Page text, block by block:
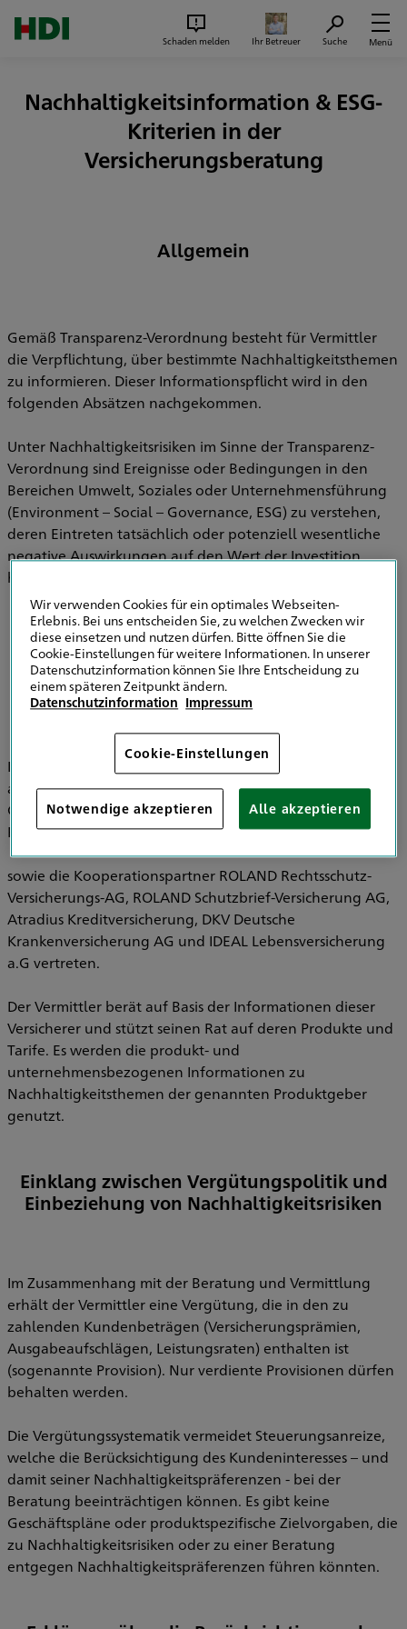
Schaden melden Ihr Betreuer Suche Menü
Nachhaltigkeitsinformation & ESG-
Kriterien in der
Versicherungsberatung
Allgemein
Gemäß Transparenz-Verordnung besteht für Vermittler
die Verpflichtung, über bestimmte Nachhaltigkeitsthemen
zu informieren. Dieser Informationspflicht wird in den
folgenden Absätzen nachgekommen.
Unter Nachhaltigkeitsrisiken im Sinne der Transparenz-
Verordnung sind Ereignisse oder Bedingungen in den
Bereichen Umwelt, Soziales oder Unternehmensführung
(Environment – Social – Governance, ESG) zu verstehen,
deren Eintreten tatsächlich oder potenziell wesentliche
negative Auswirkungen auf den Wert der Investition
haben können.
Informationen zu Strategien zur
Einbeziehung von Nachhaltigkeitsrisiken in
der Versicherungsberatung
Im Bereich der Versicherungsvermittlung werden
ausschließlich die HDI Versicherung AG, HDI Global SE, HDI
Global Specialty SE, HDI Lebensversicherung AG, HDI
Pensionsfonds AG, HDI Pensionskasse AG
sowie die Kooperationspartner ROLAND Rechtsschutz-
Versicherungs-AG, ROLAND Schutzbrief-Versicherung AG,
Atradius Kreditversicherung, DKV Deutsche
Krankenversicherung AG und IDEAL Lebensversicherung
a.G vertreten.
Der Vermittler berät auf Basis der Informationen dieser
Versicherer und stützt seinen Rat auf deren Produkte und
Tarife. Es werden die produkt- und
unternehmensbezogenen Informationen zu
Nachhaltigkeitsthemen der genannten Produktgeber
genutzt.
Einklang zwischen Vergütungspolitik und
Einbeziehung von Nachhaltigkeitsrisiken
Im Zusammenhang mit der Beratung und Vermittlung
erhält der Vermittler eine Vergütung, die in den zu
zahlenden Kundenbeträgen (Versicherungsprämien,
Ausgabeaufschlägen, Leistungsraten) enthalten ist
(sogenannte Provision). Nur verdiente Provisionen dürfen
behalten werden.
Die Vergütungssystematik vermeidet Steuerungsanreize,
welche die Berücksichtigung des Kundeninteresses – und
damit seiner Nachhaltigkeitspräferenzen - bei der
Beratung beeinträchtigen können. Es gibt keine
Geschäftspläne oder produktspezifische Zielvorgaben, die
zu Nachhaltigkeitsrisiken oder zu einer Beratung
entgegen Nachhaltigkeitspräferenzen führen könnten.
Wir verwenden Cookies für ein optimales Webseiten-
Erlebnis. Bei uns entscheiden Sie, zu welchen Zwecken wir
diese einsetzen und nutzen dürfen. Bitte öffnen Sie die
Cookie-Einstellungen für weitere Informationen. In unserer
Datenschutzinformation können Sie Ihre Entscheidung zu
einem späteren Zeitpunkt ändern.
Datenschutzinformation Impressum
Cookie-Einstellungen
Notwendige akzeptieren Alle akzeptieren